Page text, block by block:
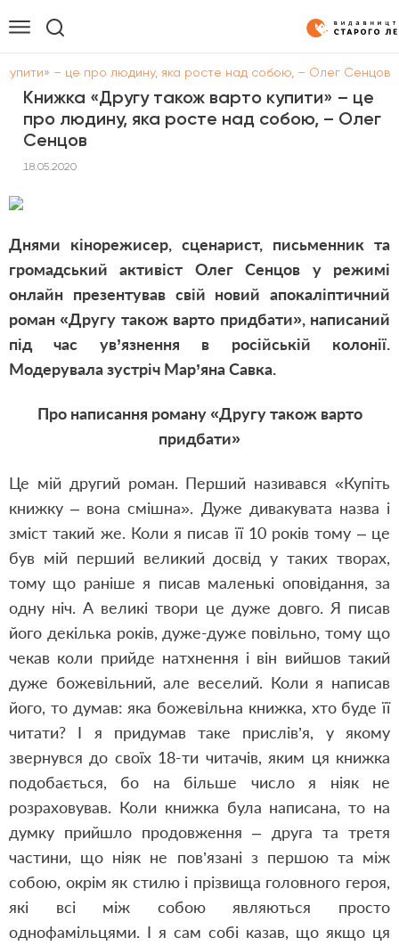
купити» – це про людину, яка росте над собою, – Олег Сенцов
Книжка «Другу також варто купити» – це
про людину, яка росте над собою, – Олег
Сенцов
18.05.2020
Днями кінорежисер, сценарист, письменник та
громадський активіст Олег Сенцов у режимі
онлайн презентував свій новий апокаліптичний
роман «Другу також варто придбати», написаний
під час ув’язнення в російській колонії.
Модерувала зустріч Мар’яна Савка.
Про написання роману «Другу також варто
придбати»
Це мій другий роман. Перший називався «Купіть
книжку – вона смішна». Дуже дивакувата назва і
зміст такий же. Коли я писав її 10 років тому – це
був мій перший великий досвід у таких творах,
тому що раніше я писав маленькі оповідання, за
одну ніч. А великі твори це дуже довго. Я писав
його декілька років, дуже-дуже повільно, тому що
чекав коли прийде натхнення і він вийшов такий
дуже божевільний, але веселий. Коли я написав
його, то думав: яка божевільна книжка, хто буде її
читати? І я придумав таке прислів’я, у якому
звернувся до своїх 18-ти читачів, яким ця книжка
подобається, бо на більше число я ніяк не
розраховував. Коли книжка була написана, то на
думку прийшло продовження – друга та третя
частини, що ніяк не пов’язані з першою та між
собою, окрім як стилю і прізвища головного героя,
які всі між собою являються просто
однофамільцями. І я сам собі казав, що якщо ця